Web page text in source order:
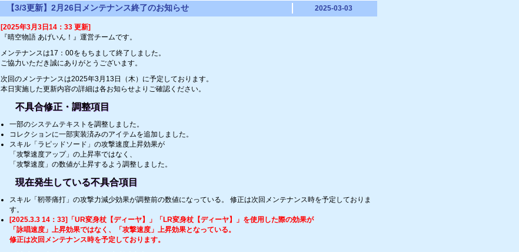
【3/3更新】2月26日メンテナンス終了のお知らせ 2025-03-03
[2025年3月3日14：33 更新]
『晴空物語 あげいん！』運営チームです。
メンテナンスは17：00をもちまして終了しました。
ご協力いただき誠にありがとうございます。
次回のメンテナンスは2025年3月13日（木）に予定しております。
本日実施した更新内容の詳細は各お知らせよりご確認ください。
不具合修正・調整項目
一部のシステムテキストを調整しました。
コレクションに一部実装済みのアイテムを追加しました。
スキル「ラピッドソード」の攻撃速度上昇効果が
「攻撃速度アップ」の上昇率ではなく、
「攻撃速度」の数値が上昇するよう調整しました。
現在発生している不具合項目
スキル「靭帯痛打」の攻撃力減少効果が調整前の数値になっている。 修正は次回メンテナンス時を予定しておりま
す。
[2025.3.3 14：33]「UR変身杖【ディーヤ】」「LR変身杖【ディーヤ】」を使用した際の効果が
「詠唱速度」上昇効果ではなく、「攻撃速度」上昇効果となっている。
修正は次回メンテナンス時を予定しております。